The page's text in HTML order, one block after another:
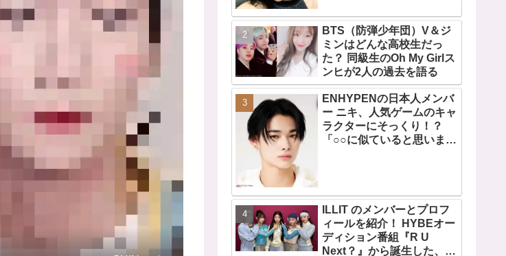
BTS（防弾少年団）V＆ジ
ミンはどんな高校生だっ
た？ 同級生のOh My Girlス
ンヒが2人の過去を語る
ENHYPENの日本人メンバ
ー ニキ、人気ゲームのキャ
ラクターにそっくり！？
「○○に似ていると思いま
「客観的な視点で自分を見
てるねｗｗ」
ILLIT のメンバーとプロフ
ィールを紹介！ HYBEオー
ディション番組『R U
Next？』から誕生した、日